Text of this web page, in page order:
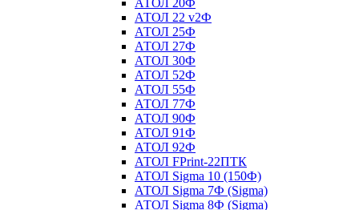
АТОЛ 20Ф
АТОЛ 22 v2Ф
АТОЛ 25Ф
АТОЛ 27Ф
АТОЛ 30Ф
АТОЛ 52Ф
АТОЛ 55Ф
АТОЛ 77Ф
АТОЛ 90Ф
АТОЛ 91Ф
АТОЛ 92Ф
АТОЛ FPrint-22ПТК
АТОЛ Sigma 10 (150Ф)
АТОЛ Sigma 7Ф (Sigma)
АТОЛ Sigma 8Ф (Sigma)